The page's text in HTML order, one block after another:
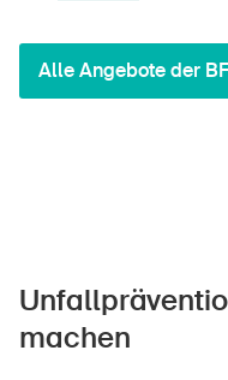
Alle Angebote der
machen